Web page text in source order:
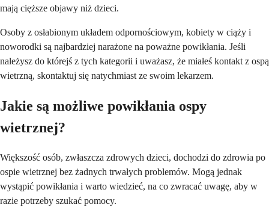
mają cięższe objawy niż dzieci.
Osoby z osłabionym układem odpornościowym, kobiety w ciąży i
noworodki są najbardziej narażone na poważne powikłania. Jeśli
należysz do którejś z tych kategorii i uważasz, że miałeś kontakt z ospą
wietrzną, skontaktuj się natychmiast ze swoim lekarzem.
Jakie są możliwe powikłania ospy
wietrznej?
Większość osób, zwłaszcza zdrowych dzieci, dochodzi do zdrowia po
ospie wietrznej bez żadnych trwałych problemów. Mogą jednak
wystąpić powikłania i warto wiedzieć, na co zwracać uwagę, aby w
razie potrzeby szukać pomocy.